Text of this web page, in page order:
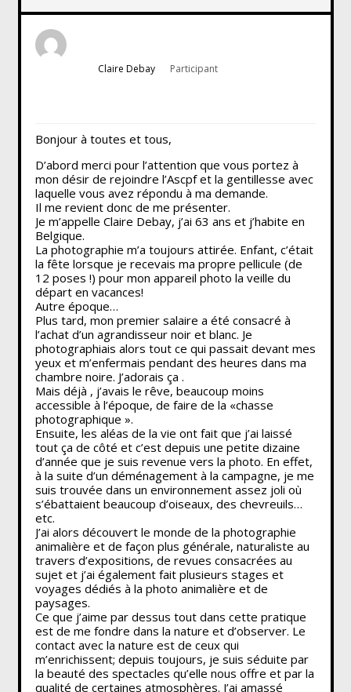
Claire Debay Participant
Bonjour à toutes et tous,
D’abord merci pour l’attention que vous portez à
mon désir de rejoindre l’Ascpf et la gentillesse avec
laquelle vous avez répondu à ma demande.
Il me revient donc de me présenter.
Je m’appelle Claire Debay, j’ai 63 ans et j’habite en
Belgique.
La photographie m’a toujours attirée. Enfant, c’était
la fête lorsque je recevais ma propre pellicule (de
12 poses !) pour mon appareil photo la veille du
départ en vacances!
Autre époque…
Plus tard, mon premier salaire a été consacré à
l’achat d’un agrandisseur noir et blanc. Je
photographiais alors tout ce qui passait devant mes
yeux et m’enfermais pendant des heures dans ma
chambre noire. J’adorais ça .
Mais déjà , j’avais le rêve, beaucoup moins
accessible à l’époque, de faire de la «chasse
photographique ».
Ensuite, les aléas de la vie ont fait que j’ai laissé
tout ça de côté et c’est depuis une petite dizaine
d’année que je suis revenue vers la photo. En effet,
à la suite d’un déménagement à la campagne, je me
suis trouvée dans un environnement assez joli où
s’ébattaient beaucoup d’oiseaux, des chevreuils…
etc.
J’ai alors découvert le monde de la photographie
animalière et de façon plus générale, naturaliste au
travers d’expositions, de revues consacrées au
sujet et j’ai également fait plusieurs stages et
voyages dédiés à la photo animalière et de
paysages.
Ce que j’aime par dessus tout dans cette pratique
est de me fondre dans la nature et d’observer. Le
contact avec la nature est de ceux qui
m’enrichissent; depuis toujours, je suis séduite par
la beauté des spectacles qu’elle nous offre et par la
qualité de certaines atmosphères. J’ai amassé